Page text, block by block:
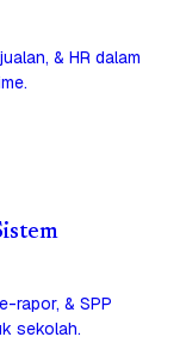
& HR dalam
rapor, & SPP
sekolah.